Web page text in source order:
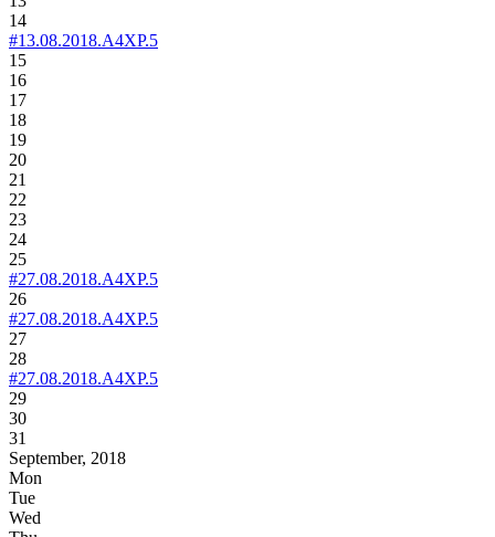
14
#13.08.2018.A4XP.5
15
16
17
18
19
20
21
22
23
24
25
#27.08.2018.А4XP.5
26
#27.08.2018.А4XP.5
27
28
#27.08.2018.А4XP.5
29
30
31
September, 2018
Mon
Tue
Wed